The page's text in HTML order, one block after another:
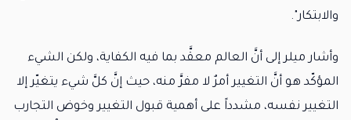
والابتكار".
وأشار ميلر إلى أنَّ العالم معقَّد بما فيه الكفاية، ولكن الشيء
المؤكّد هو أنَّ التغيير أمرٌ لا مفرَّ منه، حيث إنَّ كلَّ شيء يتغيّر إلا
التغيير نفسه، مشدداً على أهمية قبول التغيير وخوض التجارب